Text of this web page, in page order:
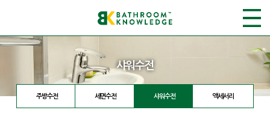
샤워수전
주방수전 세면수전 샤워수전 액세서리